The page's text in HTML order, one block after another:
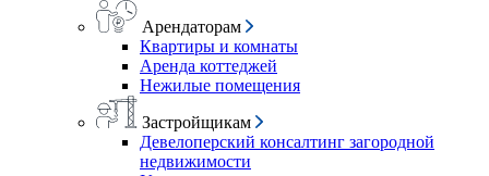
Арендаторам
Квартиры и комнаты
Аренда коттеджей
Нежилые помещения
Застройщикам
Девелоперский консалтинг загородной
недвижимости